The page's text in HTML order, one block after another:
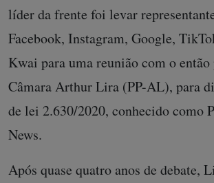
líder da frente foi levar
Facebook, Instagram, Google,
Kwai para uma reunião com o então
Câmara Arthur Lira (PP-AL), para
de lei 2.630/2020, conhecido como
News.
Após quase quatro anos de debate,